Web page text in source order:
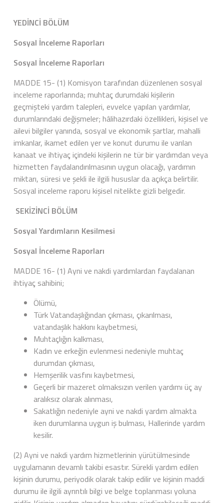
YEDİNCİ BÖLÜM
Sosyal İnceleme Raporları
Sosyal İnceleme Raporları
MADDE 15- (1) Komisyon tarafından düzenlenen sosyal
inceleme raporlarında; muhtaç durumdaki kişilerin
geçmişteki yardım talepleri, evvelce yapılan yardımlar,
durumlarındaki değişmeler; hâlihazırdaki özellikleri, kişisel ve
ailevi bilgiler yanında, sosyal ve ekonomik şartlar, mahalli
imkanlar, ikamet edilen yer ve konut durumu ile varılan
kanaat ve ihtiyaç içindeki kişilerin ne tür bir yardımdan veya
hizmetten faydalandırılmasının uygun olacağı, yardımın
miktarı, süresi ve şekli ile ilgili hususlar da açıkça belirtilir.
Sosyal inceleme raporu kişisel nitelikte gizli belgedir.
SEKİZİNCİ BÖLÜM
Sosyal Yardımların Kesilmesi
Sosyal İnceleme Raporları
MADDE 16- (1) Ayni ve nakdi yardımlardan faydalanan
ihtiyaç sahibini;
Ölümü,
Türk Vatandaşlığından çıkması, çıkarılması,
vatandaşlık hakkını kaybetmesi,
Muhtaçlığın kalkması,
Kadın ve erkeğin evlenmesi nedeniyle muhtaç
durumdan çıkması,
Hemşerilik vasfını kaybetmesi,
Geçerli bir mazeret olmaksızın verilen yardımı üç ay
aralıksız olarak alınması,
Sakatlığın nedeniyle ayni ve nakdi yardım almakta
iken durumlarına uygun iş bulması, Hallerinde yardım
kesilir.
(2) Ayni ve nakdi yardım hizmetlerinin yürütülmesinde
uygulamanın devamlı takibi esastır. Sürekli yardım edilen
kişinin durumu, periyodik olarak takip edilir ve kişinin maddi
durumu ile ilgili ayrıntılı bilgi ve belge toplanması yoluna